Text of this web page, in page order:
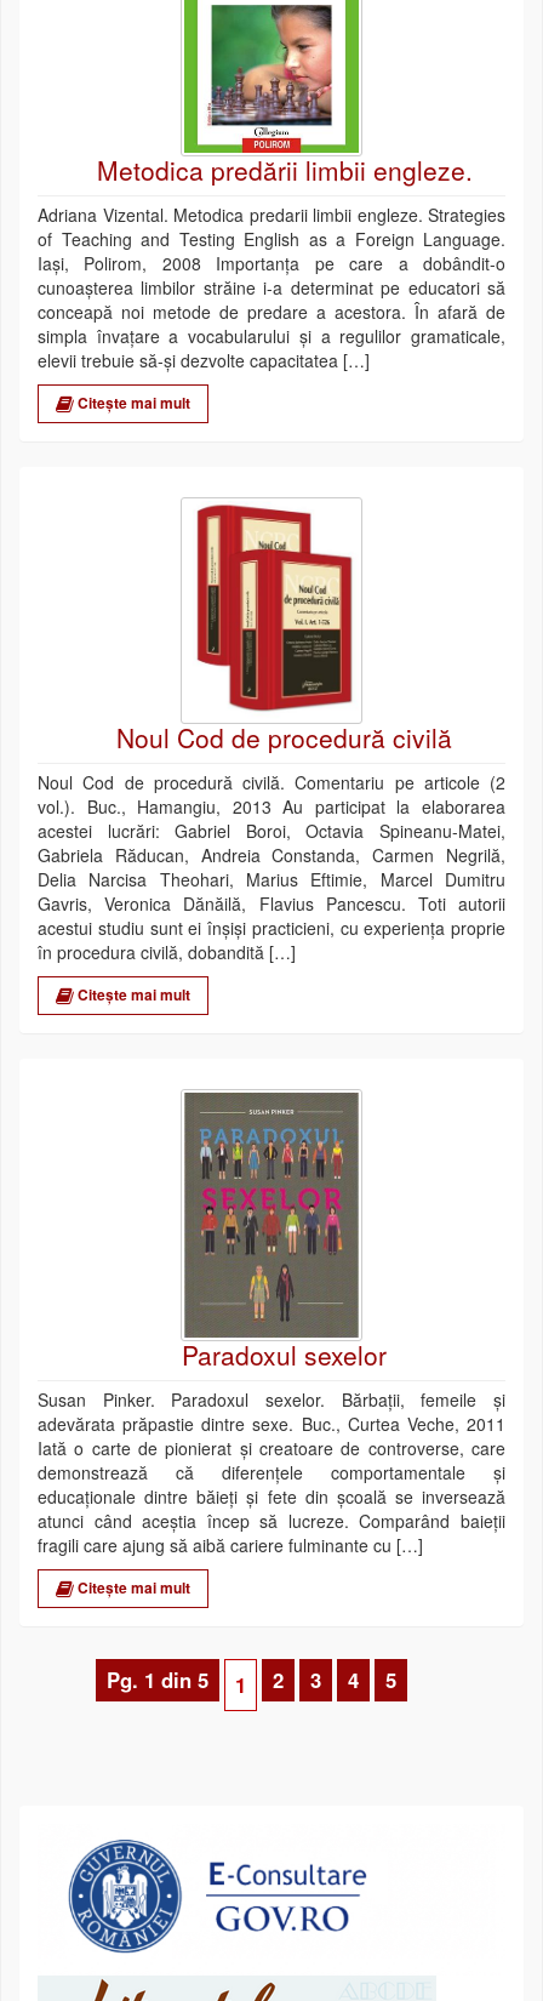
Metodica predării limbii engleze.
Adriana Vizental. Metodica predarii limbii engleze. Strategies
of Teaching and Testing English as a Foreign Language.
Iaşi, Polirom, 2008 Importanţa pe care a dobândit-o
cunoaşterea limbilor străine i-a determinat pe educatori să
conceapă noi metode de predare a acestora. În afară de
simpla învaţare a vocabularului şi a regulilor gramaticale,
elevii trebuie să-şi dezvolte capacitatea […]
Citește mai mult
Noul Cod de procedură civilă
Noul Cod de procedură civilă. Comentariu pe articole (2
vol.). Buc., Hamangiu, 2013 Au participat la elaborarea
acestei lucrări: Gabriel Boroi, Octavia Spineanu-Matei,
Gabriela Răducan, Andreia Constanda, Carmen Negrilă,
Delia Narcisa Theohari, Marius Eftimie, Marcel Dumitru
Gavris, Veronica Dănăilă, Flavius Pancescu. Toti autorii
acestui studiu sunt ei înşişi practicieni, cu experienţa proprie
în procedura civilă, dobandită […]
Citește mai mult
Paradoxul sexelor
Susan Pinker. Paradoxul sexelor. Bărbaţii, femeile şi
adevărata prăpastie dintre sexe. Buc., Curtea Veche, 2011
Iată o carte de pionierat şi creatoare de controverse, care
demonstrează că diferenţele comportamentale şi
educaţionale dintre băieţi şi fete din şcoală se inversează
atunci când aceştia încep să lucreze. Comparând baieţii
fragili care ajung să aibă cariere fulminante cu […]
Citește mai mult
Pg. 1 din 5 1 2 3 4 5